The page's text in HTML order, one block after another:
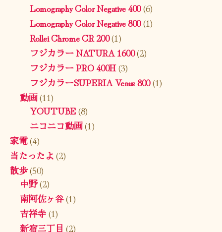
Lomography Color Negative 400(6)
Lomography Color Negative 800(1)
Rollei Chrome CR 200(1)
フジカラー NATURA 1600(2)
フジカラー PRO 400H(3)
フジカラーSUPERIA Venus 800(1)
動画(11)
YOUTUBE(8)
ニコニコ動画(1)
家電(4)
当たったよ(2)
散歩(50)
中野(2)
南阿佐ヶ谷(1)
吉祥寺(1)
新宿三丁目 (2)